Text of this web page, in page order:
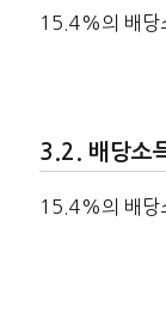
15.4%의 배당
배당소
15.4%의 배당